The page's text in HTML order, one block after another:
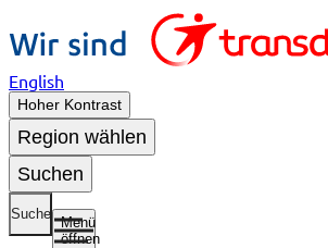
English
Hoher Kontrast
Region wählen
Suchen
Suche
Menü
öffnen